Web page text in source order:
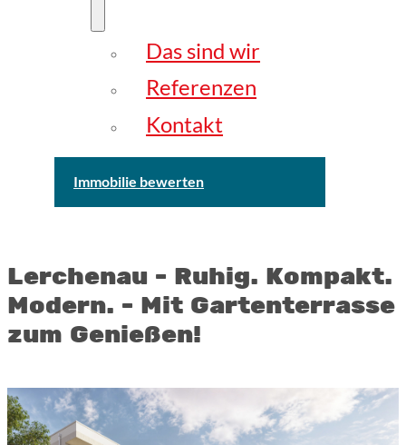
Das sind wir
Referenzen
Kontakt
Immobilie bewerten
Lerchenau - Ruhig. Kompakt.
Modern. - Mit Gartenterrasse
zum Genießen!